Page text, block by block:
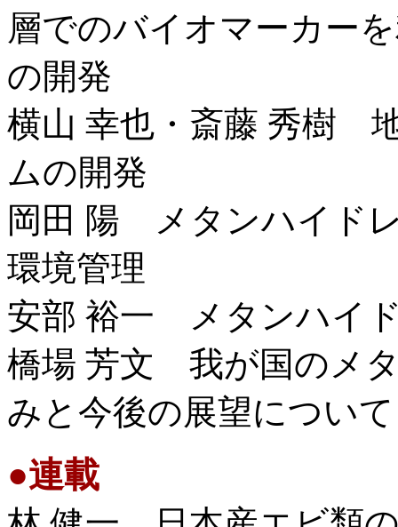
層でのバイオマーカー
の開発
横山 幸也・斎藤 秀樹
ムの開発
岡田 陽 メタンハイド
環境管理
安部 裕一 メタンハイ
橋場 芳文 我が国のメ
みと今後の展望について
●連載